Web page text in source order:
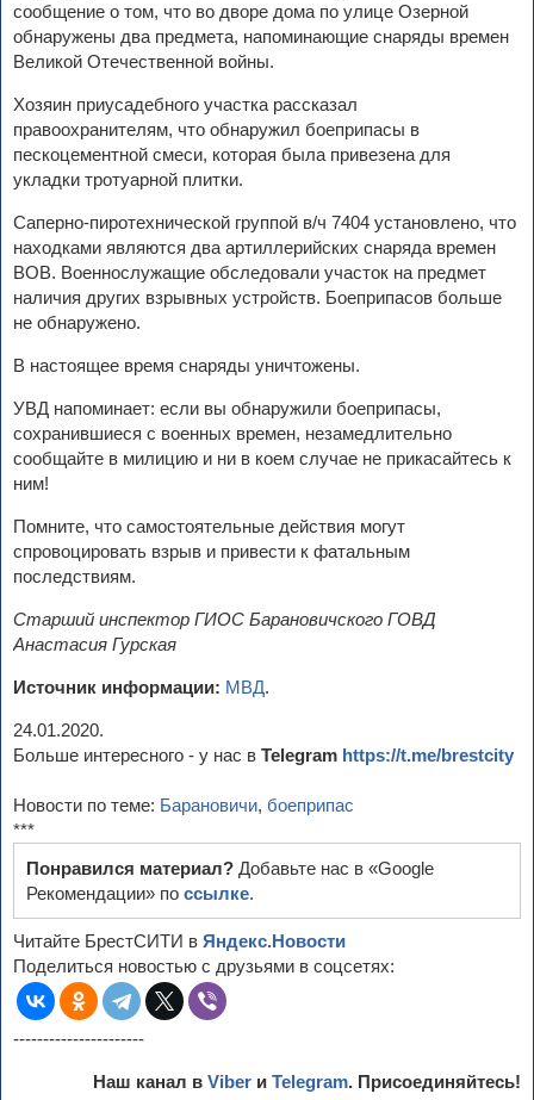
сообщение о том, что во дворе дома по улице Озерной
обнаружены два предмета, напоминающие снаряды времен
Великой Отечественной войны.
Хозяин приусадебного участка рассказал
правоохранителям, что обнаружил боеприпасы в
пескоцементной смеси, которая была привезена для
укладки тротуарной плитки.
Саперно-пиротехнической группой в/ч 7404 установлено, что
находками являются два артиллерийских снаряда времен
ВОВ. Военнослужащие обследовали участок на предмет
наличия других взрывных устройств. Боеприпасов больше
не обнаружено.
В настоящее время снаряды уничтожены.
УВД напоминает: если вы обнаружили боеприпасы,
сохранившиеся с военных времен, незамедлительно
сообщайте в милицию и ни в коем случае не прикасайтесь к
ним!
Помните, что самостоятельные действия могут
спровоцировать взрыв и привести к фатальным
последствиям.
Старший инспектор ГИОС Барановичского ГОВД
Анастасия Гурская
Источник информации: МВД.
24.01.2020.
Больше интересного - у нас в Telegram https://t.me/brestcity
Новости по теме: Барановичи, боеприпас
***
Понравился материал? Добавьте нас в «Google
Рекомендации» по ссылке.
Читайте БрестСИТИ в Яндекс.Новости
Поделиться новостью с друзьями в соцсетях:
----------------------
Наш канал в Viber и Telegram. Присоединяйтесь!